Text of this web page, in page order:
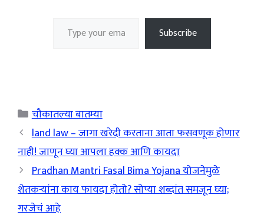
Subscribe
Categories
चौकातल्या बातम्या
land law – जागा खरेदी करताना आता फसवणूक होणार
नाही! जाणून घ्या आपला हक्क आणि कायदा
Pradhan Mantri Fasal Bima Yojana योजनेमुळे
शेतकऱ्यांना काय फायदा होतो? सोप्या शब्दांत समजून घ्या;
गरजेचं आहे